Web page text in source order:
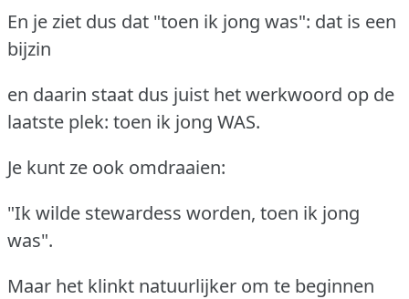
En je ziet dus dat "toen ik jong was": dat is een
bijzin
en daarin staat dus juist het werkwoord op de
laatste plek: toen ik jong WAS.
Je kunt ze ook omdraaien:
"Ik wilde stewardess worden, toen ik jong
was".
Maar het klinkt natuurlijker om te beginnen